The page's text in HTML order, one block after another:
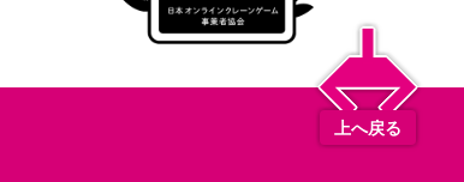
上へ戻る